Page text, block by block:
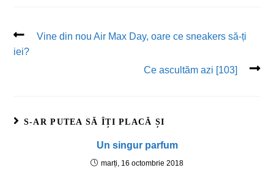
Vine din nou Air Max Day, oare ce sneakers să-ți
iei?
Ce ascultăm azi [103]
S-AR PUTEA SĂ ÎȚI PLACĂ ȘI
Un singur parfum
marți, 16 octombrie 2018